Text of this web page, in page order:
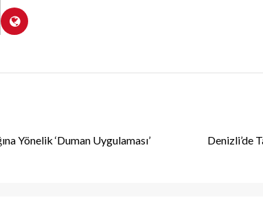
Yönelik ‘Duman Uygulaması’
Denizli’de